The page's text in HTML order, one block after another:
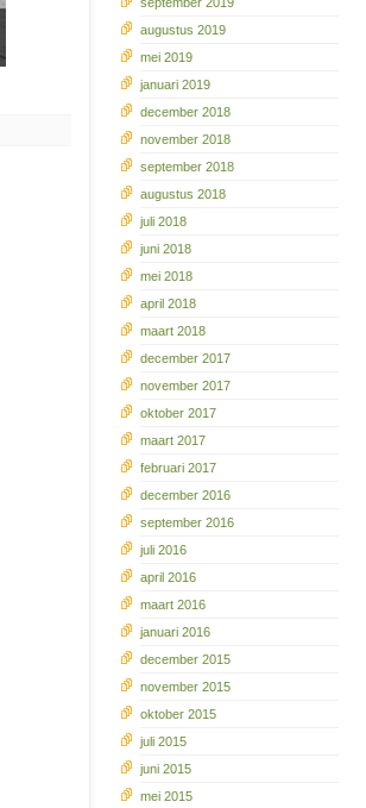
augustus 2019
mei 2019
januari 2019
december 2018
november 2018
september 2018
augustus 2018
juli 2018
juni 2018
mei 2018
april 2018
maart 2018
december 2017
november 2017
oktober 2017
maart 2017
februari 2017
december 2016
september 2016
juli 2016
april 2016
maart 2016
januari 2016
december 2015
november 2015
oktober 2015
juli 2015
juni 2015
mei 2015